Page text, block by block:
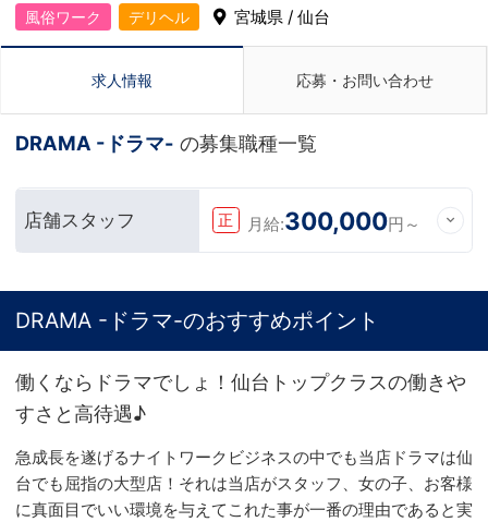
風俗ワーク デリヘル 宮城県 / 仙台
求人情報 応募・お問い合わせ
DRAMA -ドラマ- の募集職種一覧
店舗スタッフ 正 月給:300,000円～
DRAMA -ドラマ-のおすすめポイント
働くならドラマでしょ！仙台トップクラスの働きや
すさと高待遇♪
急成長を遂げるナイトワークビジネスの中でも当店ドラマは仙
台でも屈指の大型店！それは当店がスタッフ、女の子、お客様
に真面目でいい環境を与えてこれた事が一番の理由であると実